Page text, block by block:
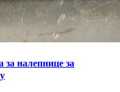
налепнице за